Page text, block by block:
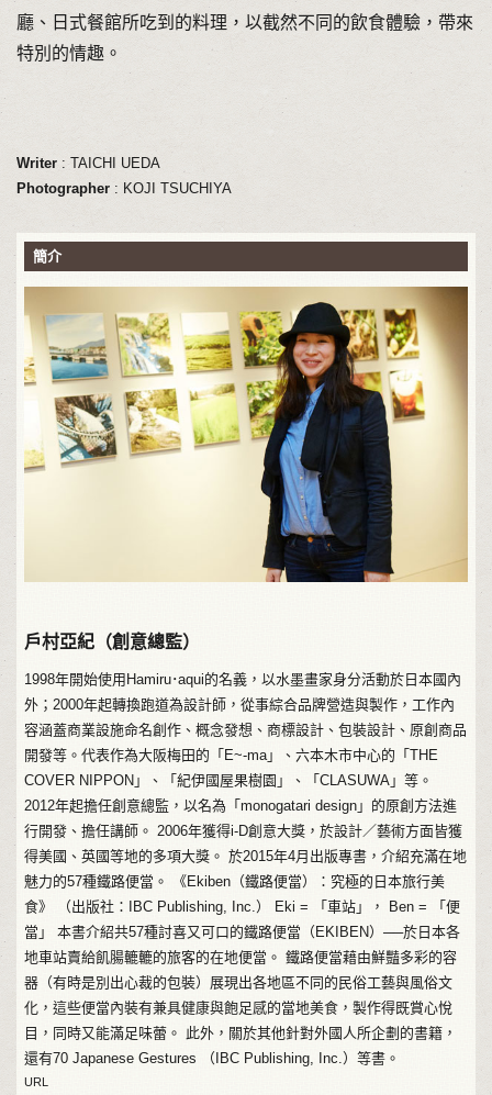
廳、日式餐館所吃到的料理，以截然不同的飲食體驗，帶來
特別的情趣。
Writer: TAICHI UEDA
Photographer: KOJI TSUCHIYA
簡介
戶村亞紀（創意總監）
1998年開始使用Hamiru･aqui的名義，以水墨畫家身分活動於日本國內
外；2000年起轉換跑道為設計師，從事綜合品牌營造與製作，工作內
容涵蓋商業設施命名創作、概念發想、商標設計、包裝設計、原創商品
開發等。代表作為大阪梅田的「E~-ma」、六本木市中心的「THE
COVER NIPPON」、「紀伊國屋果樹園」、「CLASUWA」等。
2012年起擔任創意總監，以名為「monogatari design」的原創方法進
行開發、擔任講師。 2006年獲得i-D創意大獎，於設計／藝術方面皆獲
得美國、英國等地的多項大獎。 於2015年4月出版專書，介紹充滿在地
魅力的57種鐵路便當。 《Ekiben（鐵路便當）：究極的日本旅行美
食》 （出版社：IBC Publishing, Inc.） Eki = 「車站」， Ben = 「便
當」 本書介紹共57種討喜又可口的鐵路便當（EKIBEN）──於日本各
地車站賣給飢腸轆轆的旅客的在地便當。 鐵路便當藉由鮮豔多彩的容
器（有時是別出心裁的包裝）展現出各地區不同的民俗工藝與風俗文
化，這些便當內裝有兼具健康與飽足感的當地美食，製作得既賞心悅
目，同時又能滿足味蕾。 此外，關於其他針對外國人所企劃的書籍，
還有70 Japanese Gestures （IBC Publishing, Inc.）等書。
URL